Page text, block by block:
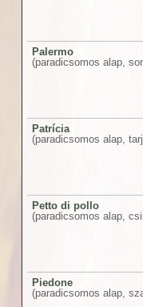
Palermo
(paradicsomos alap,
Patrícia
(paradicsomos alap,
Petto di pollo
(paradicsomos alap,
Piedone
(paradicsomos alap,